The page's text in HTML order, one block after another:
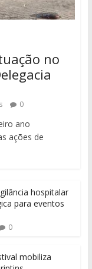
no
0
ano
ações de
hospitalar
para eventos
0
mobiliza